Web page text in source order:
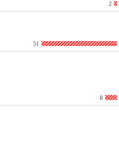
2
51
8